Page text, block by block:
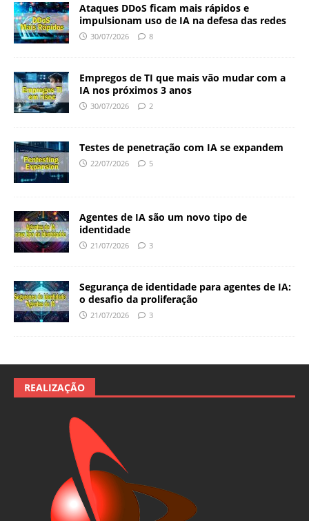
Ataques DDoS ficam mais rápidos e
impulsionam uso de IA na defesa das redes
30/07/2026 8
Empregos de TI que mais vão mudar com a
IA nos próximos 3 anos
30/07/2026 2
Testes de penetração com IA se expandem
22/07/2026 5
Agentes de IA são um novo tipo de
identidade
21/07/2026 3
Segurança de identidade para agentes de IA:
o desafio da proliferação
21/07/2026 3
REALIZAÇÃO